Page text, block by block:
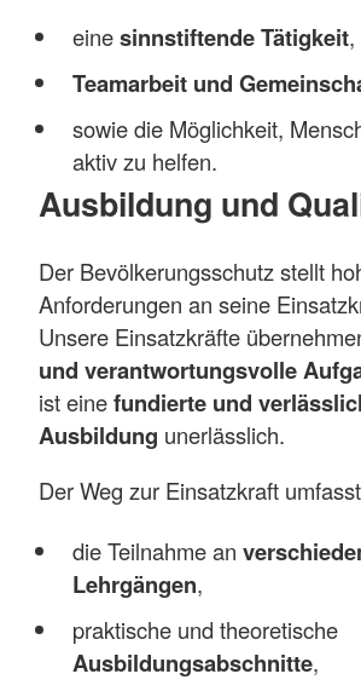
einesinnstiftende Tätigkeit,
Teamarbeit und
sowie die Möglichkeit,
aktiv zu helfen.
Ausbildung und
Der Bevölkerungsschutz stellt
Anforderungen an seine
Unsere Einsatzkräfte
und verantwortungsvolle
ist einefundierte und
Ausbildung unerlässlich.
Der Weg zur Einsatzkraft
die Teilnahme an
Lehrgängen,
praktische und theoretische
Ausbildungsabschnitte,